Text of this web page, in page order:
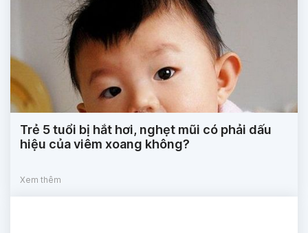
Trẻ 5 tuổi bị hắt hơi, nghẹt mũi có phải dấu
hiệu của viêm xoang không?
Xem thêm